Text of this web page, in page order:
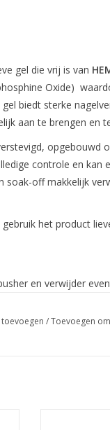
gel die vrij is van
Oxide)
biedt sterke
aan te brengen en
opgebouwd
controle en kan
soak-off makkelijk
het product
en verwijder
1mm van de
/Toevoegen